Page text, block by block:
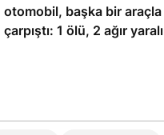
otomobil, başka bir araçla
çarpıştı: 1 ölü, 2 ağır yaralı